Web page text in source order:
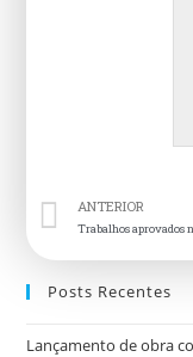
ANTERIOR
Posts Recentes
Lançamento de obra